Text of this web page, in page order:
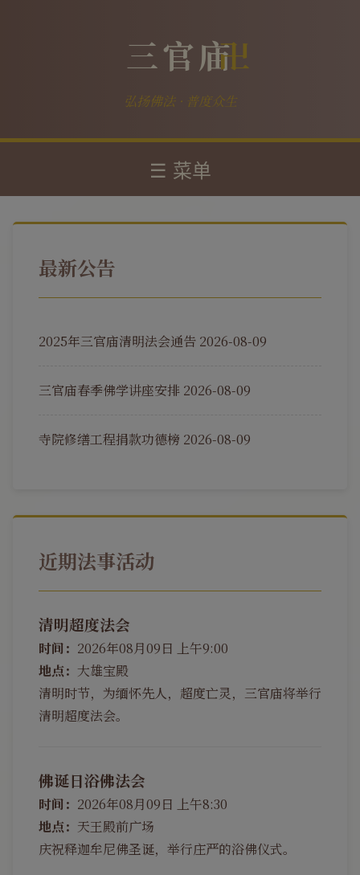
三官庙
弘扬佛法 · 普度众生
☰ 菜单
最新公告
2025年三官庙清明法会通告 2026-08-09
三官庙春季佛学讲座安排 2026-08-09
寺院修缮工程捐款功德榜 2026-08-09
近期法事活动
清明超度法会
时间： 2026年08月09日 上午9:00
地点： 大雄宝殿
清明时节，为缅怀先人，超度亡灵，三官庙将举行
清明超度法会。
佛诞日浴佛法会
时间： 2026年08月09日 上午8:30
地点： 天王殿前广场
庆祝释迦牟尼佛圣诞，举行庄严的浴佛仪式。